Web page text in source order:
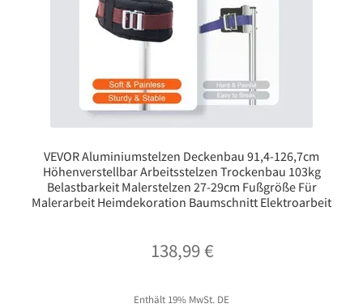
VEVOR Aluminiumstelzen Deckenbau 91,4-126,7cm
Höhenverstellbar Arbeitsstelzen Trockenbau 103kg
Belastbarkeit Malerstelzen 27-29cm Fußgröße Für
Malerarbeit Heimdekoration Baumschnitt Elektroarbeit
138,99€
Enthält 19% MwSt. DE